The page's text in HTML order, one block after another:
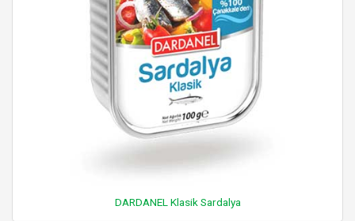
DARDANEL Klasik Sardalya